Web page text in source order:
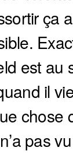
ça
est au
il
chose
pas